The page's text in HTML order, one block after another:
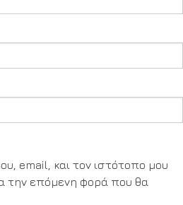
email, και τον ιστότοπο μου
την επόμενη φορά που θα